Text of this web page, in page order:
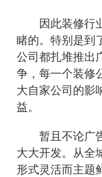
因此装修行业
睹的。特别是到
公司都扎堆推出
争，每一个装修
大自家公司的影
益。
暂且不论广告
大大开发。从全
形式灵活而主题